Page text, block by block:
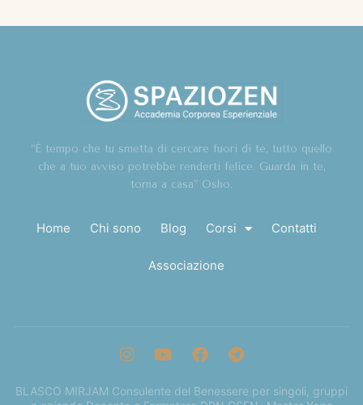
“È tempo che tu smetta di cercare fuori di te, tutto quello
che a tuo avviso potrebbe renderti felice. Guarda in te,
torna a casa” Osho.
Home Chi sono Blog Corsi Contatti
Associazione
BLASCO MIRJAM Consulente del Benessere per singoli, gruppi